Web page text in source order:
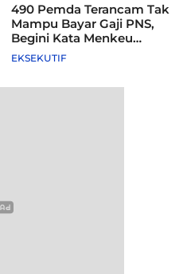
490 Pemda Terancam Tak
Mampu Bayar Gaji PNS,
Begini Kata Menkeu
Purbaya
EKSEKUTIF